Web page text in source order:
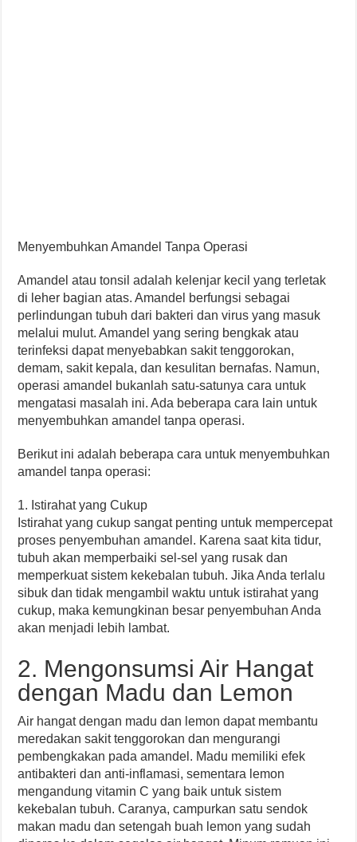
Menyembuhkan Amandel Tanpa Operasi
Amandel atau tonsil adalah kelenjar kecil yang terletak
di leher bagian atas. Amandel berfungsi sebagai
perlindungan tubuh dari bakteri dan virus yang masuk
melalui mulut. Amandel yang sering bengkak atau
terinfeksi dapat menyebabkan sakit tenggorokan,
demam, sakit kepala, dan kesulitan bernafas. Namun,
operasi amandel bukanlah satu-satunya cara untuk
mengatasi masalah ini. Ada beberapa cara lain untuk
menyembuhkan amandel tanpa operasi.
Berikut ini adalah beberapa cara untuk menyembuhkan
amandel tanpa operasi:
1. Istirahat yang Cukup
Istirahat yang cukup sangat penting untuk mempercepat
proses penyembuhan amandel. Karena saat kita tidur,
tubuh akan memperbaiki sel-sel yang rusak dan
memperkuat sistem kekebalan tubuh. Jika Anda terlalu
sibuk dan tidak mengambil waktu untuk istirahat yang
cukup, maka kemungkinan besar penyembuhan Anda
akan menjadi lebih lambat.
2. Mengonsumsi Air Hangat
dengan Madu dan Lemon
Air hangat dengan madu dan lemon dapat membantu
meredakan sakit tenggorokan dan mengurangi
pembengkakan pada amandel. Madu memiliki efek
antibakteri dan anti-inflamasi, sementara lemon
mengandung vitamin C yang baik untuk sistem
kekebalan tubuh. Caranya, campurkan satu sendok
makan madu dan setengah buah lemon yang sudah